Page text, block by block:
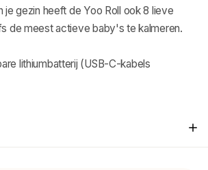
je gezin heeft de Yoo Roll ook 8 lieve
de meest actieve baby's te kalmeren.
lithiumbatterij (USB-C-kabels